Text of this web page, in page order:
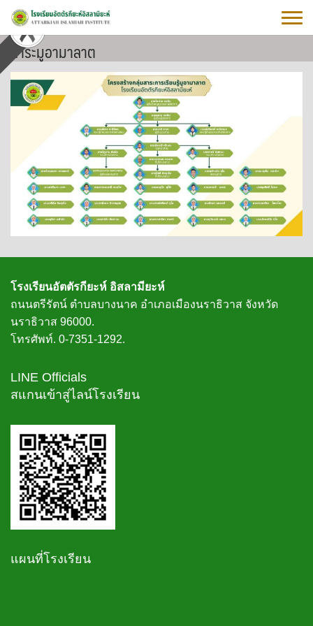
Skip
content
สาระมูอามาลาต
โรงเรียนอัตตัรกียะห์ อิสลามียะห์
ถนนตรีรัตน์ ตำบลบางนาค อำเภอเมืองนราธิวาส จังหวัด
นราธิวาส 96000.
โทรศัพท์. 0-7351-1292.
LINE Officials
สแกนเข้าสู่ไลน์โรงเรียน
แผนที่โรงเรียน